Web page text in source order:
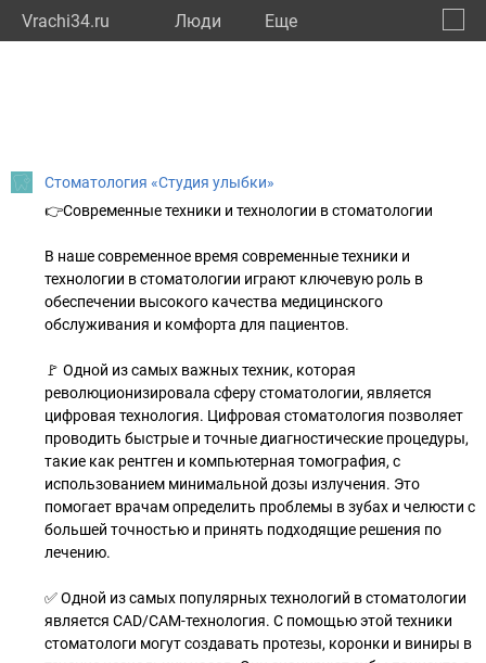
Vrachi34.ru Люди Eще
Стоматология «Студия улыбки»
👉Современные техники и технологии в стоматологии
В наше современное время современные техники и
технологии в стоматологии играют ключевую роль в
обеспечении высокого качества медицинского
обслуживания и комфорта для пациентов.
🚩 Одной из самых важных техник, которая
революционизировала сферу стоматологии, является
цифровая технология. Цифровая стоматология позволяет
проводить быстрые и точные диагностические процедуры,
такие как рентген и компьютерная томография, с
использованием минимальной дозы излучения. Это
помогает врачам определить проблемы в зубах и челюсти с
большей точностью и принять подходящие решения по
лечению.
✅ Одной из самых популярных технологий в стоматологии
является CAD/CAM-технология. С помощью этой техники
стоматологи могут создавать протезы, коронки и виниры в